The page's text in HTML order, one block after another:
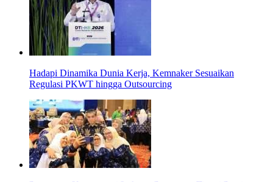
Hadapi Dinamika Dunia Kerja, Kemnaker Sesuaikan
Regulasi PKWT hingga Outsourcing